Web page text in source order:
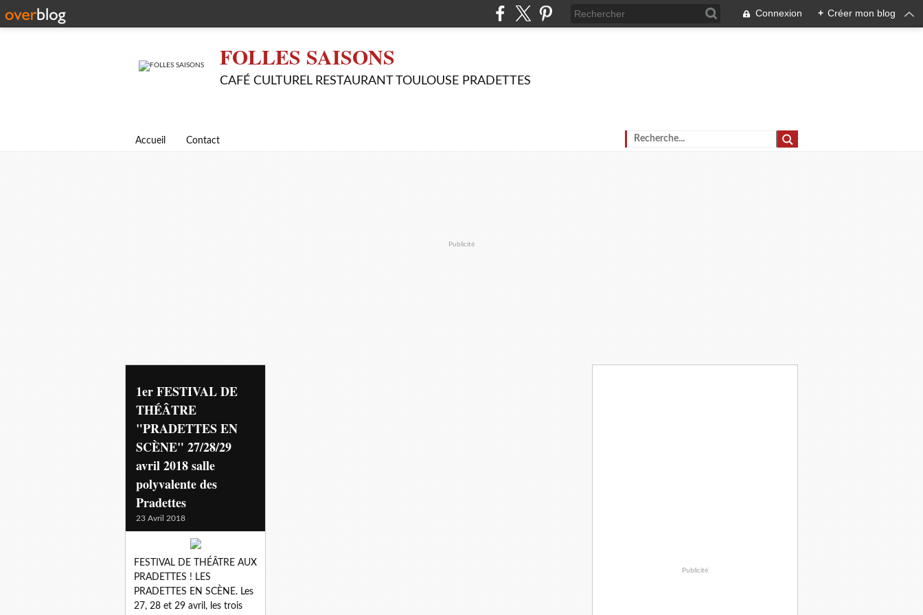
Connexion + Créer mon blog
FOLLES SAISONS
CAFÉ CULTUREL RESTAURANT TOULOUSE PRADETTES
Accueil Contact
Publicité
1er FESTIVAL DE
THÉÂTRE
"PRADETTES EN
SCÈNE" 27/28/29
avril 2018 salle
polyvalente des
Pradettes
23 Avril 2018
FESTIVAL DE THÉÂTRE AUX
PRADETTES ! LES
PRADETTES EN SCÈNE. Les
27, 28 et 29 avril, les trois
Publicité